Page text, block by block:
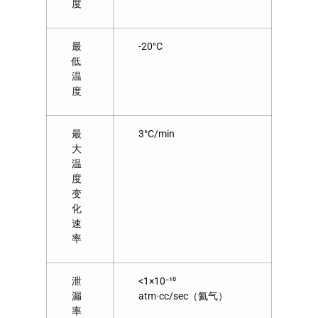
度
最
低
温
度
-20°C
最
大
温
度
变
化
速
率
3°C/min
泄
漏
率
<1×10⁻¹⁰
atm·cc/sec（氦气）